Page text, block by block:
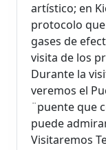
artístico; en
protocolo
gases de
visita de los
Durante la
veremos el
¨puente que
puede
Visitaremos